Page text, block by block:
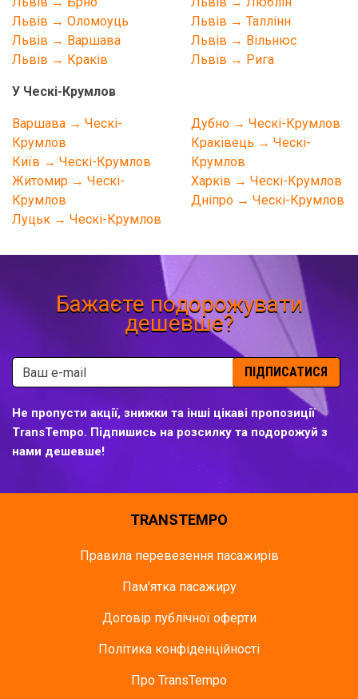
Львів → Оломоуць
Львів → Варшава
Львів → Краків
Львів → Таллінн
Львів → Вільнюс
Львів → Рига
У Ческі-Крумлов
Варшава → Ческі-
Крумлов
Київ → Ческі-Крумлов
Житомир → Ческі-
Крумлов
Луцьк → Ческі-Крумлов
Дубно → Ческі-Крумлов
Краківець → Ческі-
Крумлов
Харків → Ческі-Крумлов
Дніпро → Ческі-Крумлов
Бажаєте подорожувати
дешевше?
ПІДПИСАТИСЯ
Не пропусти акції, знижки та інші цікаві пропозиції
TransTempo. Підпишись на розсилку та подорожуй з
нами дешевше!
TRANSTEMPO
Правила перевезення пасажирів
Пам'ятка пасажиру
Договір публічної оферти
Політика конфіденційності
Про TransTempo